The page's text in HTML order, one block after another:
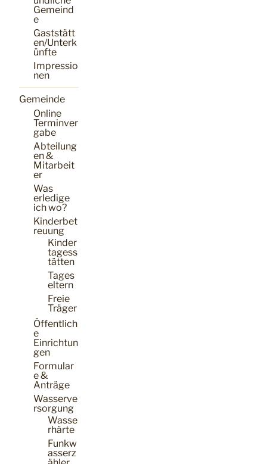
Gemeind
e
Gaststätt
en/Unterk
ünfte
Impressio
nen
Gemeinde
Online
Terminver
gabe
Abteilung
en &
Mitarbeit
er
Was
erledige
ich wo?
Kinderbet
reuung
Kinder
tagess
tätten
Tages
eltern
Freie
Träger
Öffentlich
e
Einrichtun
gen
Formular
e &
Anträge
Wasserve
rsorgung
Wasse
rhärte
Funkw
asserz